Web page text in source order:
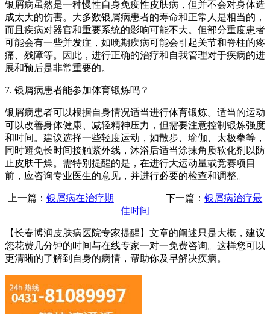
银屑病虽然是一种慢性自身免疫性皮肤病，但并不会对身体造
成太大的伤害。大多数银屑病患者的寿命和正常人是相当的，
而且疾病对器官和重要系统的影响可能不大。但部分重度患者
可能会有一些并发症，如晚期疾病可能会引起关节和脊柱的疼
痛、残障等。因此，进行正确的治疗和自我管理对于疾病的进
展和预后是非常重要的。
7. 银屑病患者能参加体育锻炼吗？
银屑病患者可以根据自身情况适当进行体育锻炼。适当的运动
可以改善身体健康、减轻精神压力，但需要注意控制锻炼强度
和时间。建议选择一些轻度运动，如散步、瑜伽、太极拳等，
同时避免长时间接触紫外线，沐浴后适当涂抹角质软化剂以防
止皮肤干燥。需特别提醒的是，在进行大运动量或竞赛项目
前，应咨询专业医生的意见，并进行必要的检查和调整。
上一篇： 银屑病在治疗期 下一篇：银屑病治疗最
佳时间
【长春博润皮肤病医院专家提醒】 文章的阐述只是大概，建议
您花费几分钟的时间与在线专家一对一免费咨询。这样您可以
更清晰的了解到自身的病情，帮助你及早解决疾病。